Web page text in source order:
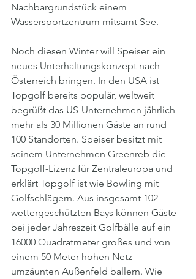
Nachbargrundstück einem
Wassersportzentrum mitsamt See.
Noch diesen Winter will Speiser ein
neues Unterhaltungskonzept nach
Österreich bringen. In den USA ist
Topgolf bereits populär, weltweit
begrüßt das US-Unternehmen jährlich
mehr als 30 Millionen Gäste an rund
100 Standorten. Speiser besitzt mit
seinem Unternehmen Greenreb die
Topgolf-Lizenz für Zentraleuropa und
erklärt Topgolf ist wie Bowling mit
Golfschlägern. Aus insgesamt 102
wettergeschützten Bays können Gäste
bei jeder Jahreszeit Golfbälle auf ein
16000 Quadratmeter großes und von
einem 50 Meter hohen Netz
umzäunten Außenfeld ballern. Wie